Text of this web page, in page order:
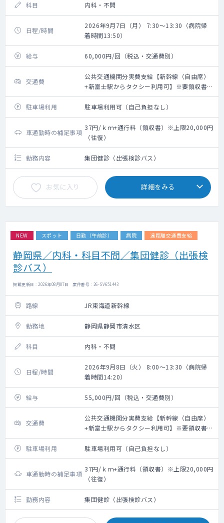
科目 内科・不問
日程/時間
2026年9月7日（月） 7:30～13:30（病院帰
着時間13:50）
給与 60,000円/回（税込・交通費別）
交通費
公共交通機関分実費支給【新幹線（自由席）
+新富士駅からタクシー利用可】※要領収書・
上限20,000円（往復）
駐車場利用
駐車場利用可（自己負担なし）
車通勤時の補足事項
37円/ｋｍ+通行料（領収書）※上限20,000円
（往復）
勤務内容 集団健診（出張検診バス）
お気に入り 詳細をみる
NEW スポット 日勤（午前診） 病院 遠距離交通費支給
静岡県／内科・科目不問／集団健診（出張検
診バス）
掲載更新日 : 2026年08月07日 案件番号 : 26-SV651443
路線 JR東海道新幹線
勤務地 静岡県静岡市清水区
科目 内科・不問
日程/時間
2026年9月8日（火） 8:00～13:30（病院帰
着時間14:20）
給与 55,000円/回（税込・交通費別）
交通費
公共交通機関分実費支給【新幹線（自由席）
+新富士駅からタクシー利用可】※要領収書・
上限20,000円（往復）
駐車場利用
駐車場利用可（自己負担なし）
車通勤時の補足事項
37円/ｋｍ+通行料（領収書）※上限20,000円
（往復）
勤務内容 集団健診（出張検診バス）